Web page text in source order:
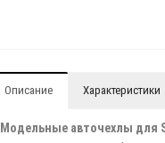
Описание Характеристики
Модельные авточехлы для